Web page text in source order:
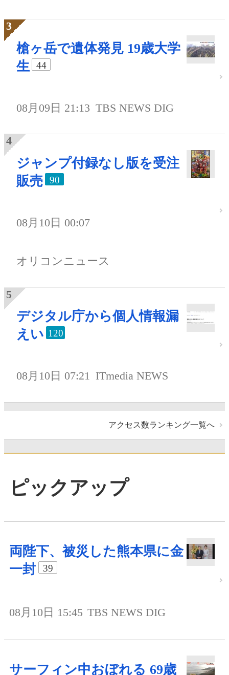
槍ヶ岳で遺体発見 19歳大学
生
44
08月09日 21:13 TBS NEWS DIG
ジャンプ付録なし版を受注
販売
90
08月10日 00:07
オリコンニュース
デジタル庁から個人情報漏
えい 120
08月10日 07:21 ITmedia NEWS
アクセス数ランキング一覧へ
ピックアップ
両陛下、被災した熊本県に金
一封
39
08月10日 15:45 TBS NEWS DIG
サーフィン中おぼれる 69歳